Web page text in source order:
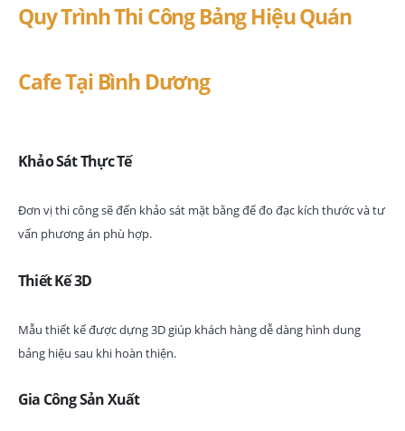
Quy Trình Thi Công Bảng Hiệu Quán
Cafe Tại Bình Dương
Khảo Sát Thực Tế
Đơn vị thi công sẽ đến khảo sát mặt bằng để đo đạc kích thước và tư
vấn phương án phù hợp.
Thiết Kế 3D
Mẫu thiết kế được dựng 3D giúp khách hàng dễ dàng hình dung
bảng hiệu sau khi hoàn thiện.
Gia Công Sản Xuất